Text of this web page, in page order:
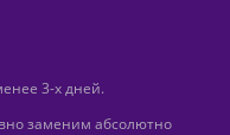
3-х дней.
заменим абсолютно